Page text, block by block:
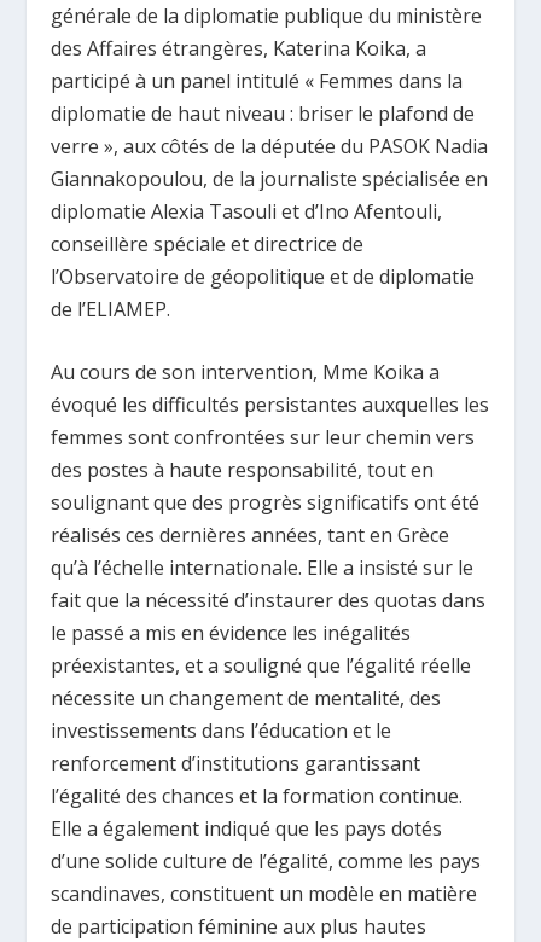
générale de la diplomatie publique du ministère
des Affaires étrangères, Katerina Koika, a
participé à un panel intitulé « Femmes dans la
diplomatie de haut niveau : briser le plafond de
verre », aux côtés de la députée du PASOK Nadia
Giannakopoulou, de la journaliste spécialisée en
diplomatie Alexia Tasouli et d’Ino Afentouli,
conseillère spéciale et directrice de
l’Observatoire de géopolitique et de diplomatie
de l’ELIAMEP.
Au cours de son intervention, Mme Koika a
évoqué les difficultés persistantes auxquelles les
femmes sont confrontées sur leur chemin vers
des postes à haute responsabilité, tout en
soulignant que des progrès significatifs ont été
réalisés ces dernières années, tant en Grèce
qu’à l’échelle internationale. Elle a insisté sur le
fait que la nécessité d’instaurer des quotas dans
le passé a mis en évidence les inégalités
préexistantes, et a souligné que l’égalité réelle
nécessite un changement de mentalité, des
investissements dans l’éducation et le
renforcement d’institutions garantissant
l’égalité des chances et la formation continue.
Elle a également indiqué que les pays dotés
d’une solide culture de l’égalité, comme les pays
scandinaves, constituent un modèle en matière
de participation féminine aux plus hautes